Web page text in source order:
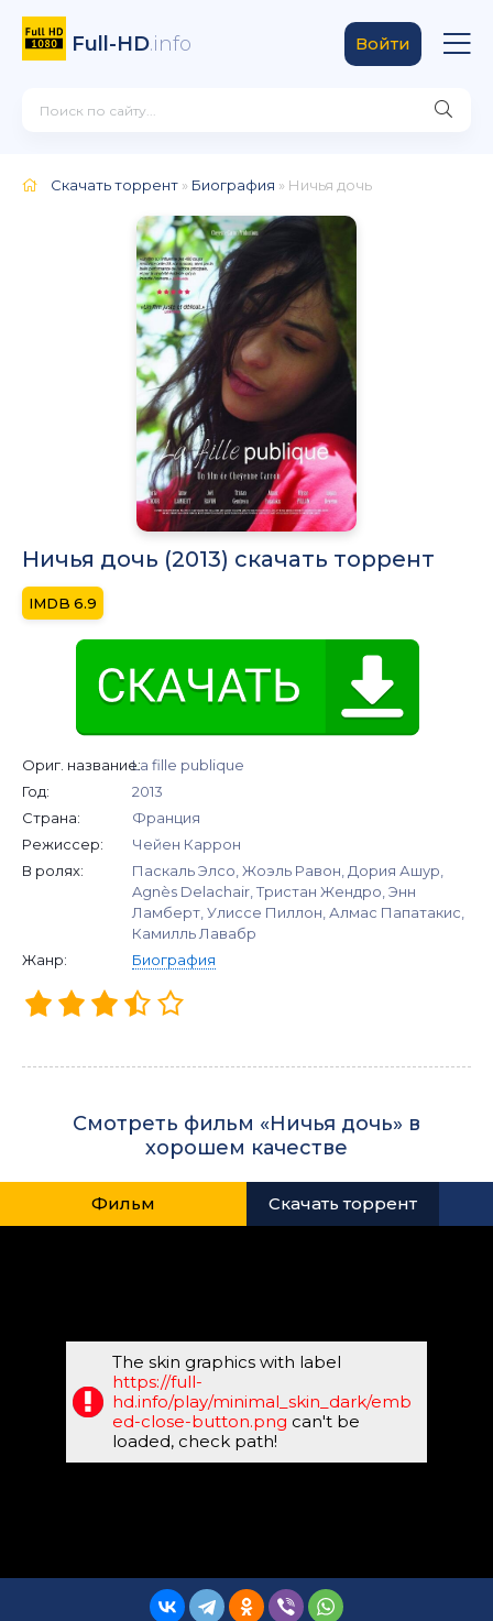
Full-HD.info Войти
Скачать торрент » Биография » Ничья дочь
Ничья дочь (2013) скачать торрент
6.9
Ориг. название:La fille publique
Год:
2013
Страна:
Франция
Режиссер:
Чейен Каррон
В ролях:
Паскаль Элсо, Жоэль Равон, Дория Ашур,
Agnès Delachair, Тристан Жендро, Энн
Ламберт, Улиссе Пиллон, Алмас Папатакис,
Камилль Лавабр
Жанр:
Биография
Смотреть фильм «Ничья дочь» в
хорошем качестве
Фильм Скачать торрент
The skin graphics with label
https://full-
hd.info/play/minimal_skin_dark/emb
ed-close-button.png can't be
loaded, check path!